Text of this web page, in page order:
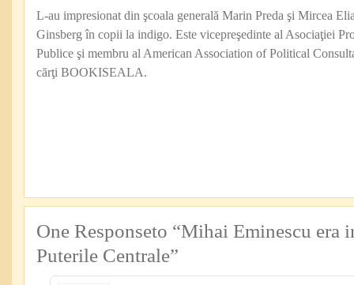
L-au impresionat din şcoala generală Marin Preda şi Mircea
Ginsberg în copii la indigo. Este vicepreşedinte al Asociaţiei
Publice şi membru al American Association of Political
cărţi BOOKISEALA.
One Responseto “Mihai Eminescu era
Puterile Centrale”